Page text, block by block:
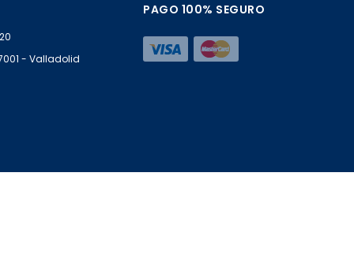
- Valladolid
PAGO 100% SEGURO